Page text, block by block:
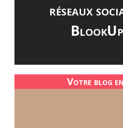
réseaux
Votre blog